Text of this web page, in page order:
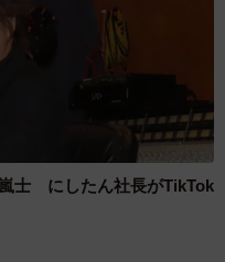
士 にしたん社長がTikTok